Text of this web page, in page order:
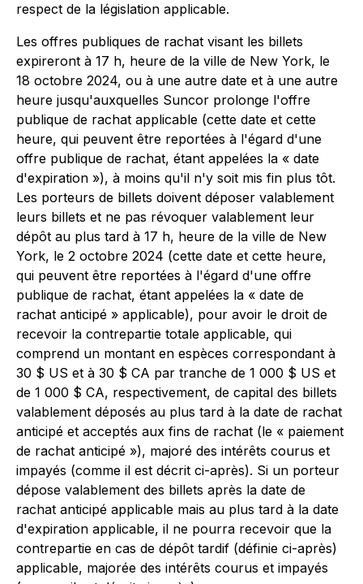
respect de la législation applicable.
Les offres publiques de rachat visant les billets
expireront à 17 h, heure de la ville de New York, le
18 octobre 2024, ou à une autre date et à une autre
heure jusqu'auxquelles Suncor prolonge l'offre
publique de rachat applicable (cette date et cette
heure, qui peuvent être reportées à l'égard d'une
offre publique de rachat, étant appelées la « date
d'expiration »), à moins qu'il n'y soit mis fin plus tôt.
Les porteurs de billets doivent déposer valablement
leurs billets et ne pas révoquer valablement leur
dépôt au plus tard à 17 h, heure de la ville de New
York, le 2 octobre 2024 (cette date et cette heure,
qui peuvent être reportées à l'égard d'une offre
publique de rachat, étant appelées la « date de
rachat anticipé » applicable), pour avoir le droit de
recevoir la contrepartie totale applicable, qui
comprend un montant en espèces correspondant à
30 $ US et à 30 $ CA par tranche de 1 000 $ US et
de 1 000 $ CA, respectivement, de capital des billets
valablement déposés au plus tard à la date de rachat
anticipé et acceptés aux fins de rachat (le « paiement
de rachat anticipé »), majoré des intérêts courus et
impayés (comme il est décrit ci-après). Si un porteur
dépose valablement des billets après la date de
rachat anticipé applicable mais au plus tard à la date
d'expiration applicable, il ne pourra recevoir que la
contrepartie en cas de dépôt tardif (définie ci-après)
applicable, majorée des intérêts courus et impayés